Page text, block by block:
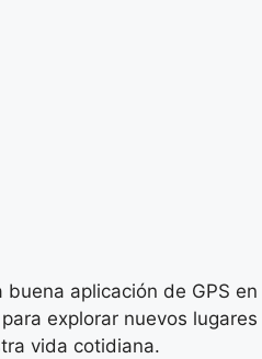
aplicación de GPS
explorar nuevos
vida cotidiana.